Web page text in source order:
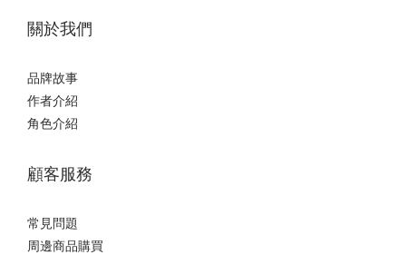
關於我們
品牌故事
作者介紹
角色介紹
顧客服務
常見問題
周邊商品購買